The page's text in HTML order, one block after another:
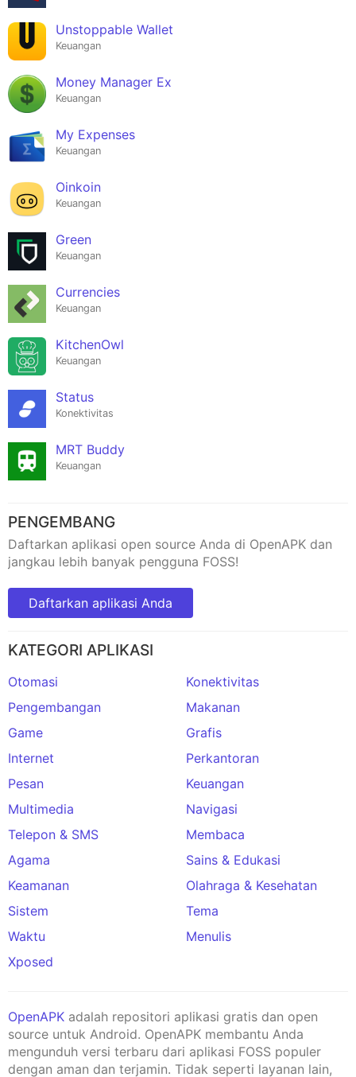
Unstoppable Wallet
Keuangan
Money Manager Ex
Keuangan
My Expenses
Keuangan
Oinkoin
Keuangan
Green
Keuangan
Currencies
Keuangan
KitchenOwl
Keuangan
Status
Konektivitas
MRT Buddy
Keuangan
PENGEMBANG
Daftarkan aplikasi open source Anda di OpenAPK dan
jangkau lebih banyak pengguna FOSS!
Daftarkan aplikasi Anda
KATEGORI APLIKASI
Otomasi
Konektivitas
Pengembangan
Makanan
Game
Grafis
Internet
Perkantoran
Pesan
Keuangan
Multimedia
Navigasi
Telepon & SMS
Membaca
Agama
Sains & Edukasi
Keamanan
Olahraga & Kesehatan
Sistem
Tema
Waktu
Menulis
Xposed
OpenAPK adalah repositori aplikasi gratis dan open
source untuk Android. OpenAPK membantu Anda
mengunduh versi terbaru dari aplikasi FOSS populer
dengan aman dan terjamin. Tidak seperti layanan lain,